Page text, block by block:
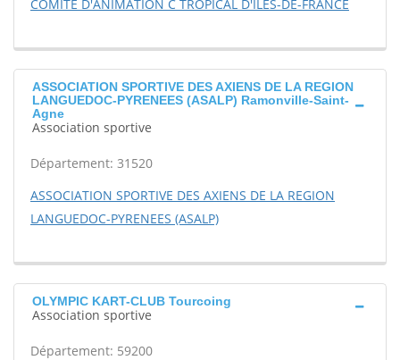
COMITE D'ANIMATION C TROPICAL D'ILES-DE-FRANCE
ASSOCIATION SPORTIVE DES AXIENS DE LA REGION
LANGUEDOC-PYRENEES (ASALP) Ramonville-Saint-
Agne
Association sportive
Département: 31520
ASSOCIATION SPORTIVE DES AXIENS DE LA REGION
LANGUEDOC-PYRENEES (ASALP)
OLYMPIC KART-CLUB Tourcoing
Association sportive
Département: 59200